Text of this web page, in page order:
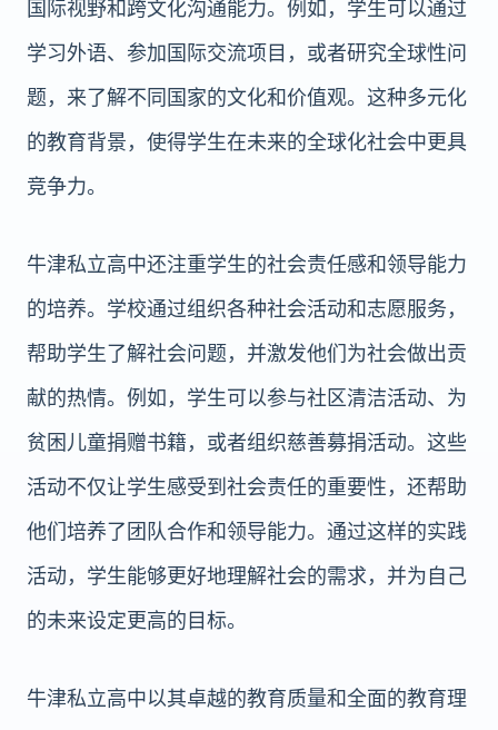
国际视野和跨文化沟通能力。例如，学生可以通过
学习外语、参加国际交流项目，或者研究全球性问
题，来了解不同国家的文化和价值观。这种多元化
的教育背景，使得学生在未来的全球化社会中更具
竞争力。
牛津私立高中还注重学生的社会责任感和领导能力
的培养。学校通过组织各种社会活动和志愿服务，
帮助学生了解社会问题，并激发他们为社会做出贡
献的热情。例如，学生可以参与社区清洁活动、为
贫困儿童捐赠书籍，或者组织慈善募捐活动。这些
活动不仅让学生感受到社会责任的重要性，还帮助
他们培养了团队合作和领导能力。通过这样的实践
活动，学生能够更好地理解社会的需求，并为自己
的未来设定更高的目标。
牛津私立高中以其卓越的教育质量和全面的教育理